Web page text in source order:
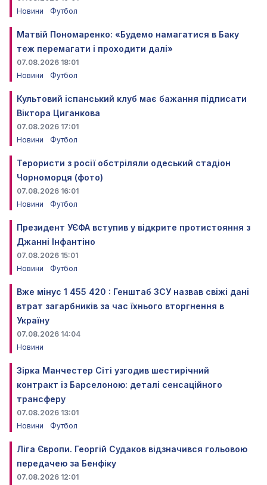
Новини
Футбол
Матвій Пономаренко: «Будемо намагатися в Баку
теж перемагати і проходити далі»
07.08.2026 18:01
Новини
Футбол
Культовий іспанський клуб має бажання підписати
Віктора Циганкова
07.08.2026 17:01
Новини
Футбол
Терористи з росії обстріляли одеський стадіон
Чорноморця (фото)
07.08.2026 16:01
Новини
Футбол
Президент УЄФА вступив у відкрите протистояння з
Джанні Інфантіно
07.08.2026 15:01
Новини
Футбол
Вже мінус 1 455 420 : Генштаб ЗСУ назвав свіжі дані
втрат загарбників за час їхнього вторгнення в
Україну
07.08.2026 14:04
Новини
Зірка Манчестер Сіті узгодив шестирічний
контракт із Барселоною: деталі сенсаційного
трансферу
07.08.2026 13:01
Новини
Футбол
Ліга Європи. Георгій Судаков відзначився гольовою
передачею за Бенфіку
07.08.2026 12:01